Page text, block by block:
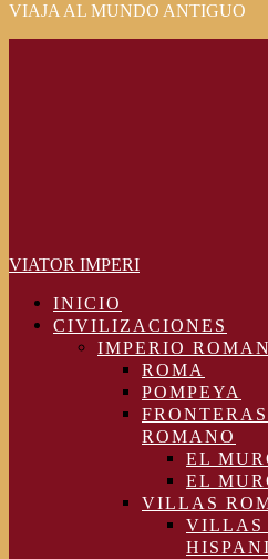
VIAJA AL MUNDO ANTIGUO
VIATOR IMPERI
INICIO
CIVILIZACIONES
IMPERIO
ROMA
POMPEYA
ROMANO
EL
EL
VILLAS
VILLAS